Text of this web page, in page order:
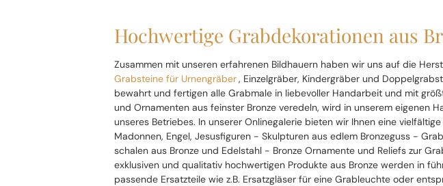
Hochwertige Grabdekorationen aus
Zusammen mit unseren erfahrenen Bildhauern haben wir uns auf die
Grabsteine für Urnengräber, Einzelgräber, Kindergräber und
bewahrt und fertigen alle Grabmale in liebevoller Handarbeit und mit
und Ornamenten aus feinster Bronze veredeln, wird in unserem eigenen
unseres Betriebes. In unserer Onlinegalerie bieten wir Ihnen eine
Madonnen, Engel, Jesusfiguren - Skulpturen aus edlem Bronzeguss -
schalen aus Bronze und Edelstahl - Bronze Ornamente und Reliefs zur
exklusiven und qualitativ hochwertigen Produkte aus Bronze werden in
passende Ersatzteile wie z.B. Ersatzgläser für eine Grableuchte oder